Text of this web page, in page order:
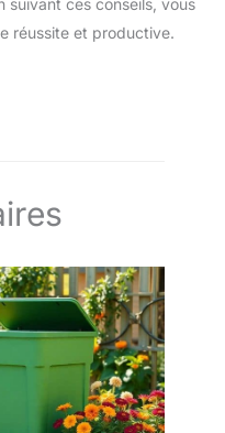
suivant ces conseils, vous
réussite et productive.